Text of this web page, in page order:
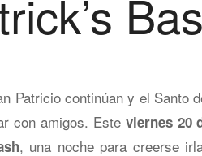
Patricio continúan y el Santo
con amigos. Esteviernes 20
, una noche para creerse